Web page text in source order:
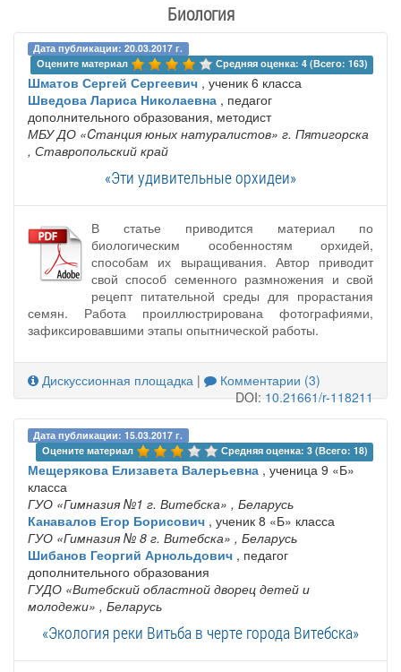
Биология
Дата публикации: 20.03.2017 г.
Оцените материал
Средняя оценка: 4 (Всего: 163)
Шматов Сергей Сергеевич , ученик 6 класса
Шведова Лариса Николаевна , педагог
дополнительного образования, методист
МБУ ДО «Cтанция юных натуралистов» г. Пятигорска
, Ставропольский край
«Эти удивительные орхидеи»
В статье приводится материал по
биологическим особенностям орхидей,
способам их выращивания. Автор приводит
свой способ семенного размножения и свой
рецепт питательной среды для прорастания
семян. Работа проиллюстрирована фотографиями,
зафиксировавшими этапы опытнической работы.
Дискуссионная площадка |
Комментарии (3)
DOI:10.21661/r-118211
Дата публикации: 15.03.2017 г.
Оцените материал
Средняя оценка: 3 (Всего: 18)
Мещерякова Елизавета Валерьевна , ученица 9 «Б»
класса
ГУО «Гимназия №1 г. Витебска» , Беларусь
Канавалов Егор Борисович , ученик 8 «Б» класса
ГУО «Гимназия № 8 г. Витебска» , Беларусь
Шибанов Георгий Арнольдович , педагог
дополнительного образования
ГУДО «Витебский областной дворец детей и
молодежи» , Беларусь
«Экология реки Витьба в черте города Витебска»